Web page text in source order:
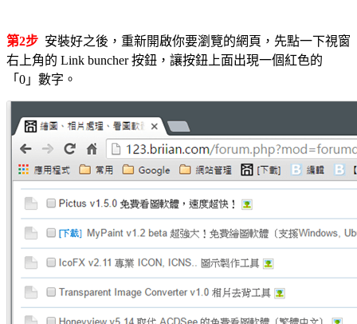
第2步 安裝好之後，重新開啟你要瀏覽的網頁，先點一下視窗
右上角的 Link buncher 按鈕，讓按鈕上面出現一個紅色的
「0」數字。